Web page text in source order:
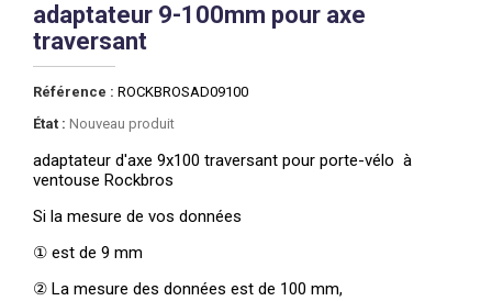
adaptateur 9-100mm pour axe
traversant
Référence : ROCKBROSAD09100
État : Nouveau produit
adaptateur d'axe 9x100 traversant pour porte-vélo à
ventouse Rockbros
Si la mesure de vos données
① est de 9 mm
② La mesure des données est de 100 mm,